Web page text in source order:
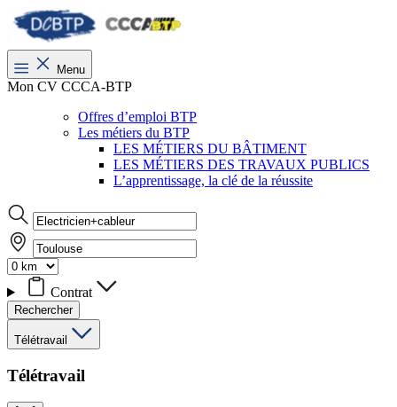
Menu
Mon CV CCCA-BTP
Offres d’emploi BTP
Les métiers du BTP
LES MÉTIERS DU BÂTIMENT
LES MÉTIERS DES TRAVAUX PUBLICS
L’apprentissage, la clé de la réussite
Contrat
Rechercher
Télétravail
Télétravail